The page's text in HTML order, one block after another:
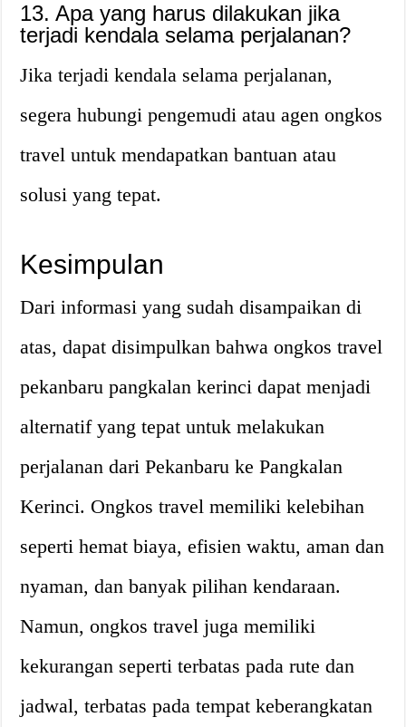
13. Apa yang harus dilakukan jika
terjadi kendala selama perjalanan?
Jika terjadi kendala selama perjalanan,
segera hubungi pengemudi atau agen ongkos
travel untuk mendapatkan bantuan atau
solusi yang tepat.
Kesimpulan
Dari informasi yang sudah disampaikan di
atas, dapat disimpulkan bahwa ongkos travel
pekanbaru pangkalan kerinci dapat menjadi
alternatif yang tepat untuk melakukan
perjalanan dari Pekanbaru ke Pangkalan
Kerinci. Ongkos travel memiliki kelebihan
seperti hemat biaya, efisien waktu, aman dan
nyaman, dan banyak pilihan kendaraan.
Namun, ongkos travel juga memiliki
kekurangan seperti terbatas pada rute dan
jadwal, terbatas pada tempat keberangkatan